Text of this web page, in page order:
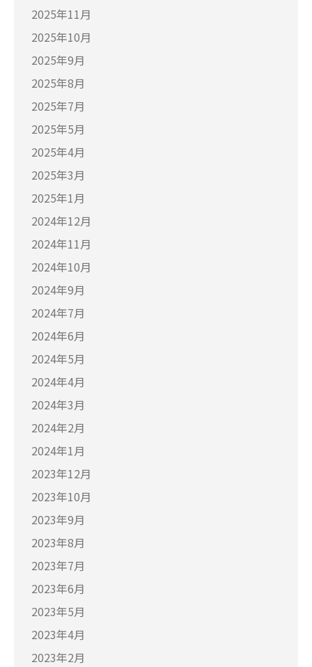
2025年11月
2025年10月
2025年9月
2025年8月
2025年7月
2025年5月
2025年4月
2025年3月
2025年1月
2024年12月
2024年11月
2024年10月
2024年9月
2024年7月
2024年6月
2024年5月
2024年4月
2024年3月
2024年2月
2024年1月
2023年12月
2023年10月
2023年9月
2023年8月
2023年7月
2023年6月
2023年5月
2023年4月
2023年2月